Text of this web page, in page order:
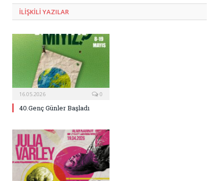
ILIŞKILI YAZILAR
16.05.2026 0
40.Genç Günler Başladı